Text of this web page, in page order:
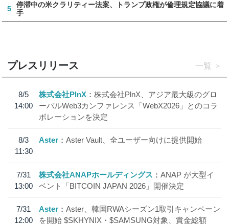
5
停滞中の米クラリティー法案、トランプ政権が倫理規定協議に着
手
プレスリリース 一覧
8/5
14:00
株式会社PlnX
株式会社PlnX、アジア最大級のグロ
ーバルWeb3カンファレンス「WebX2026」とのコラ
ボレーションを決定
8/3
11:30
Aster Aster Vault、全ユーザー向けに提供開始
7/31
13:00
株式会社ANAPホールディングス
ANAP が大型イ
ベント「BITCOIN JAPAN 2026」開催決定
7/31
12:00
Aster
Aster、韓国RWAシーズン1取引キャンペーン
を開始 $SKHYNIX・$SAMSUNG対象、賞金総額